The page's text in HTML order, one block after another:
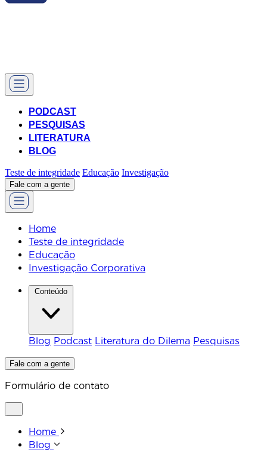
PODCAST
PESQUISAS
LITERATURA
BLOG
Teste de integridade Educação Investigação
Fale com a gente
Home
Teste de integridade
Educação
Investigação Corporativa
Blog Podcast Literatura do Dilema Pesquisas
Fale com a gente
Formulário de contato
Home
Blog